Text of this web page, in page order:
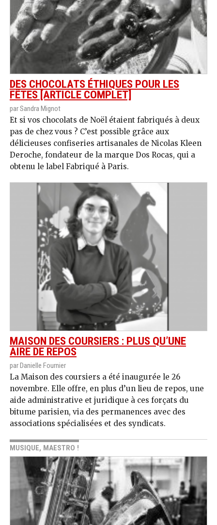
DES CHOCOLATS ÉTHIQUES POUR LES
FÊTES [ARTICLE COMPLET]
par Sandra Mignot
Et si vos chocolats de Noël étaient fabriqués à deux
pas de chez vous ? C’est possible grâce aux
délicieuses confiseries artisanales de Nicolas Kleen
Deroche, fondateur de la marque Dos Rocas, qui a
obtenu le label Fabriqué à Paris.
MAISON DES COURSIERS : PLUS QU’UNE
AIRE DE REPOS
par Danielle Fournier
La Maison des coursiers a été inaugurée le 26
novembre. Elle offre, en plus d’un lieu de repos, une
aide administrative et juridique à ces forçats du
bitume parisien, via des permanences avec des
associations spécialisées et des syndicats.
MUSIQUE, MAESTRO !